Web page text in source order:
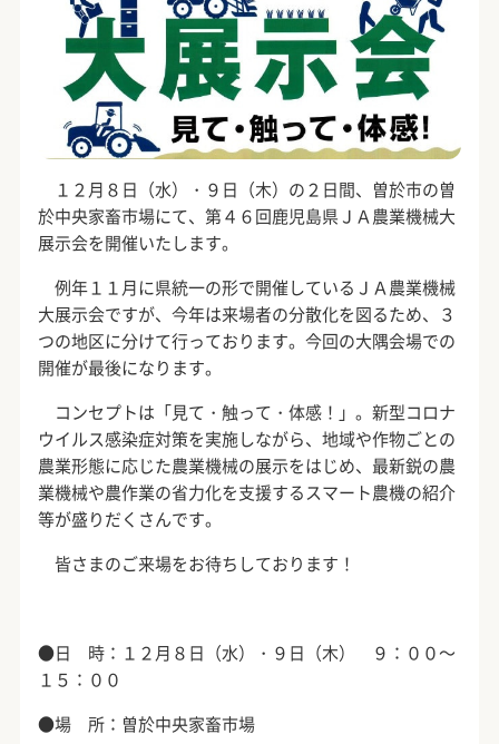
１２月８日（水）・９日（木）の２日間、曽於市の曽
於中央家畜市場にて、第４６回鹿児島県ＪＡ農業機械大
展示会を開催いたします。
例年１１月に県統一の形で開催しているＪＡ農業機械
大展示会ですが、今年は来場者の分散化を図るため、３
つの地区に分けて行っております。今回の大隅会場での
開催が最後になります。
コンセプトは「見て・触って・体感！」。新型コロナ
ウイルス感染症対策を実施しながら、地域や作物ごとの
農業形態に応じた農業機械の展示をはじめ、最新鋭の農
業機械や農作業の省力化を支援するスマート農機の紹介
等が盛りだくさんです。
皆さまのご来場をお待ちしております！
●日 時：１２月８日（水）・９日（木） ９：００～
１５：００
●場 所：曽於中央家畜市場